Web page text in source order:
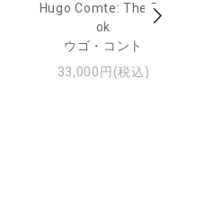
Hugo Comte: The Bo
ok
ウゴ・コント
33,000円(税込)